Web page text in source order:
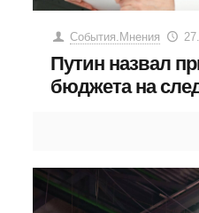
События.Мнения
Путин назвал
бюджета на